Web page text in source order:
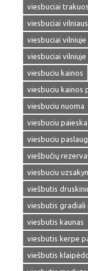
viesbuciai
viesbuciai
viesbuciai vilniuje
viesbuciai vilniuje
viesbuciu kainos
viesbuciu kainos
viesbuciu nuoma
viesbuciu paieska
viesbuciu
viešbučių
viesbuciu
viešbutis
viesbutis gradiali
viesbutis kaunas
viesbutis kerpe
viešbutis